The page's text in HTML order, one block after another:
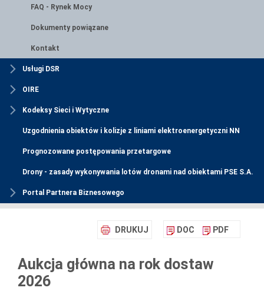
FAQ - Rynek Mocy
Dokumenty powiązane
Kontakt
Usługi DSR
OIRE
Kodeksy Sieci i Wytyczne
Uzgodnienia obiektów i kolizje z liniami elektroenergetyczni NN
Prognozowane postępowania przetargowe
Drony - zasady wykonywania lotów dronami nad obiektami PSE S.A.
Portal Partnera Biznesowego
DRUKUJ DOC PDF
Aukcja główna na rok dostaw
2026